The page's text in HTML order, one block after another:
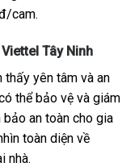
cam.
Tây Ninh
thấy yên tâm và an
thể bảo vệ và giám
bảo an toàn cho gia
toàn diện về
nhà.